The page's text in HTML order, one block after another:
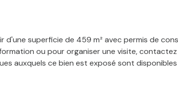
d'une superficie de 459 m² avec permis de
ou pour organiser une visite, contactez
auxquels ce bien est exposé sont